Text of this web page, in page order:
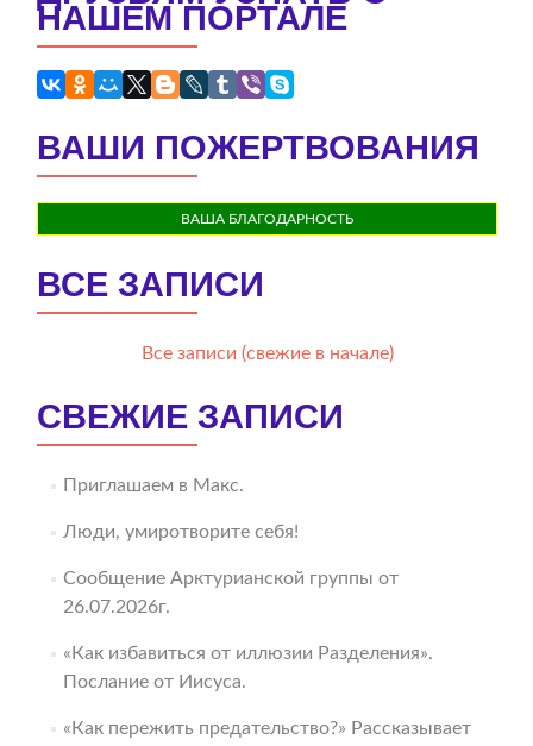
НАШЕМ ПОРТАЛЕ
ВАШИ ПОЖЕРТВОВАНИЯ
ВАША БЛАГОДАРНОСТЬ
ВСЕ ЗАПИСИ
Все записи (свежие в начале)
СВЕЖИЕ ЗАПИСИ
Приглашаем в Макс.
Люди, умиротворите себя!
Сообщение Арктурианской группы от
26.07.2026г.
«Как избавиться от иллюзии Разделения».
Послание от Иисуса.
«Как пережить предательство?» Рассказывает